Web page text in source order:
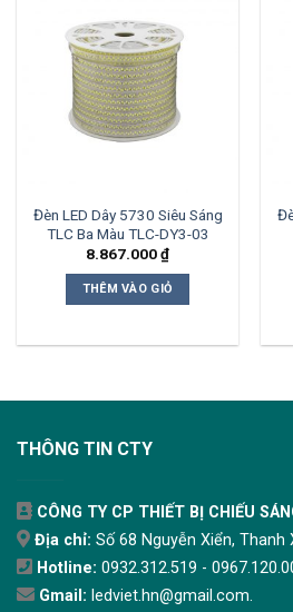
Đèn LED Dây 5730 Siêu Sáng
TLC Ba Màu TLC-DY3-03
8.867.000₫
THÊM VÀO GIỎ
THÔNG TIN CTY
CÔNG TY CP THIẾT BỊ CHIẾU
Địa chỉ: Số 68 Nguyễn Xiển, Thanh
Hotline: 0932.312.519 -
Gmail: ledviet.hn@gmail.com.